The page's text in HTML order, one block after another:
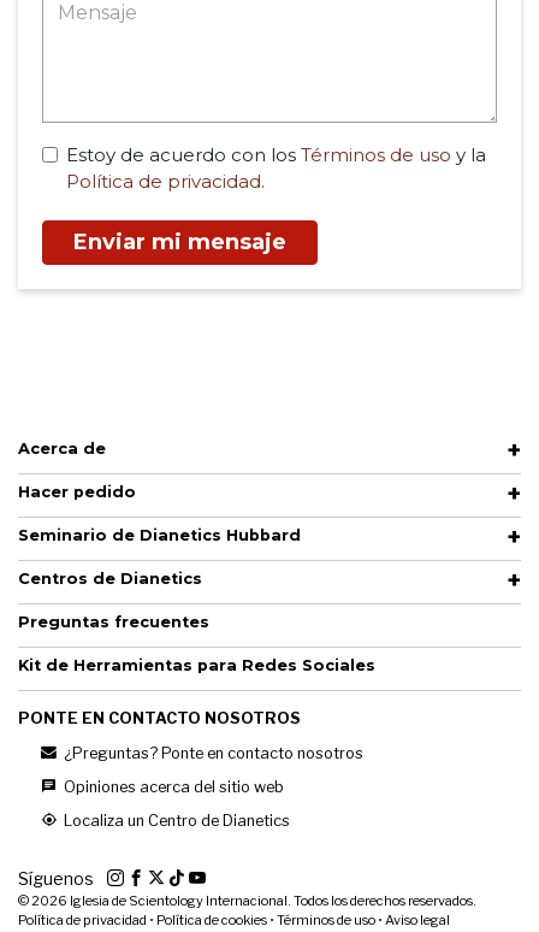
Estoy de acuerdo con los Términos de uso y la
Política de privacidad.
Enviar mi mensaje
Acerca de
Hacer pedido
Seminario de Dianetics Hubbard
Centros de Dianetics
Preguntas frecuentes
Kit de Herramientas para Redes Sociales
PONTE EN CONTACTO NOSOTROS
¿Preguntas? Ponte en contacto nosotros
Opiniones acerca del sitio web
Localiza un Centro de Dianetics
Síguenos
© 2026 Iglesia de Scientology Internacional. Todos los derechos reservados.
Política de privacidad • Política de cookies • Términos de uso • Aviso legal